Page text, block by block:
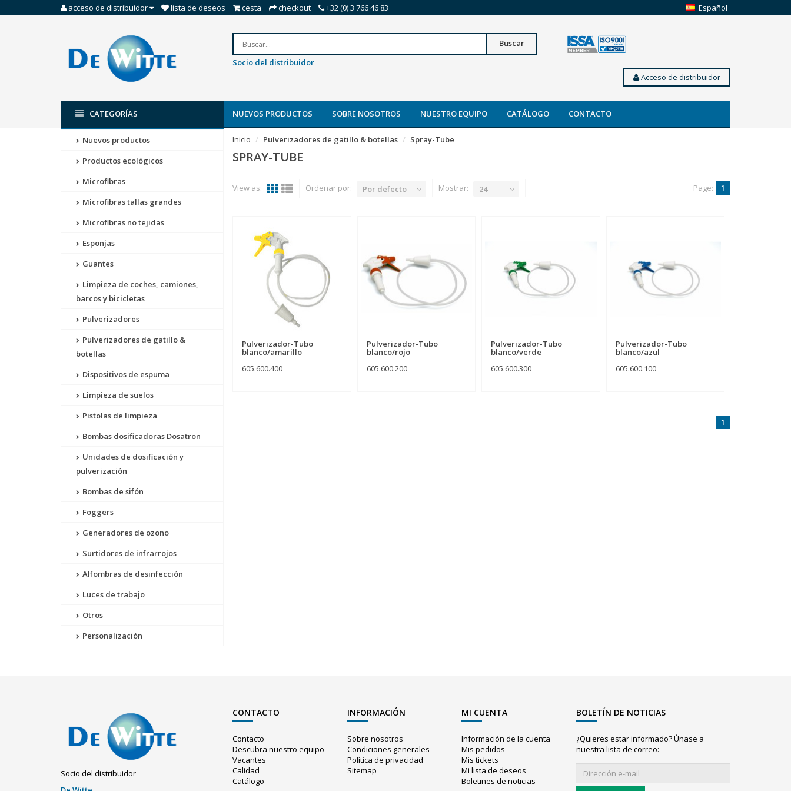
acceso de distribuidor lista de deseos cesta checkout +32 (0) 3 766 46 83 Español
Buscar
Socio del distribuidor
Acceso de distribuidor
CATEGORÍAS NUEVOS PRODUCTOS SOBRE NOSOTROS NUESTRO EQUIPO CATÁLOGO CONTACTO
Nuevos productos
Productos ecológicos
Microfibras
Microfibras tallas grandes
Microfibras no tejidas
Esponjas
Guantes
Limpieza de coches, camiones,
barcos y bicicletas
Pulverizadores
Pulverizadores de gatillo &
botellas
Dispositivos de espuma
Limpieza de suelos
Pistolas de limpieza
Bombas dosificadoras Dosatron
Unidades de dosificación y
pulverización
Bombas de sifón
Foggers
Generadores de ozono
Surtidores de infrarrojos
Alfombras de desinfección
Luces de trabajo
Otros
Personalización
Inicio Pulverizadores de gatillo & botellas Spray-Tube
SPRAY-TUBE
View as: Ordenar por: Por defecto Mostrar: 24 Page: 1
Pulverizador-Tubo
blanco/amarillo
605.600.400
Pulverizador-Tubo
blanco/rojo
605.600.200
Pulverizador-Tubo
blanco/verde
605.600.300
Pulverizador-Tubo
blanco/azul
605.600.100
1
Socio del distribuidor
CONTACTO
Contacto
Descubra nuestro equipo
Vacantes
Calidad
Catálogo
INFORMACIÓN
Sobre nosotros
Condiciones generales
Política de privacidad
Sitemap
MI CUENTA
Información de la cuenta
Mis pedidos
Mis tickets
Mi lista de deseos
Boletines de noticias
BOLETÍN DE NOTICIAS
¿Quieres estar informado? Únase a
nuestra lista de correo: